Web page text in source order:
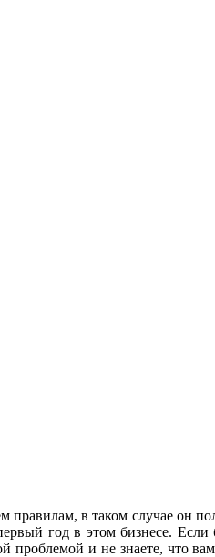
в таком случае он
год в этом бизнесе. Если
проблемой и не знаете, что